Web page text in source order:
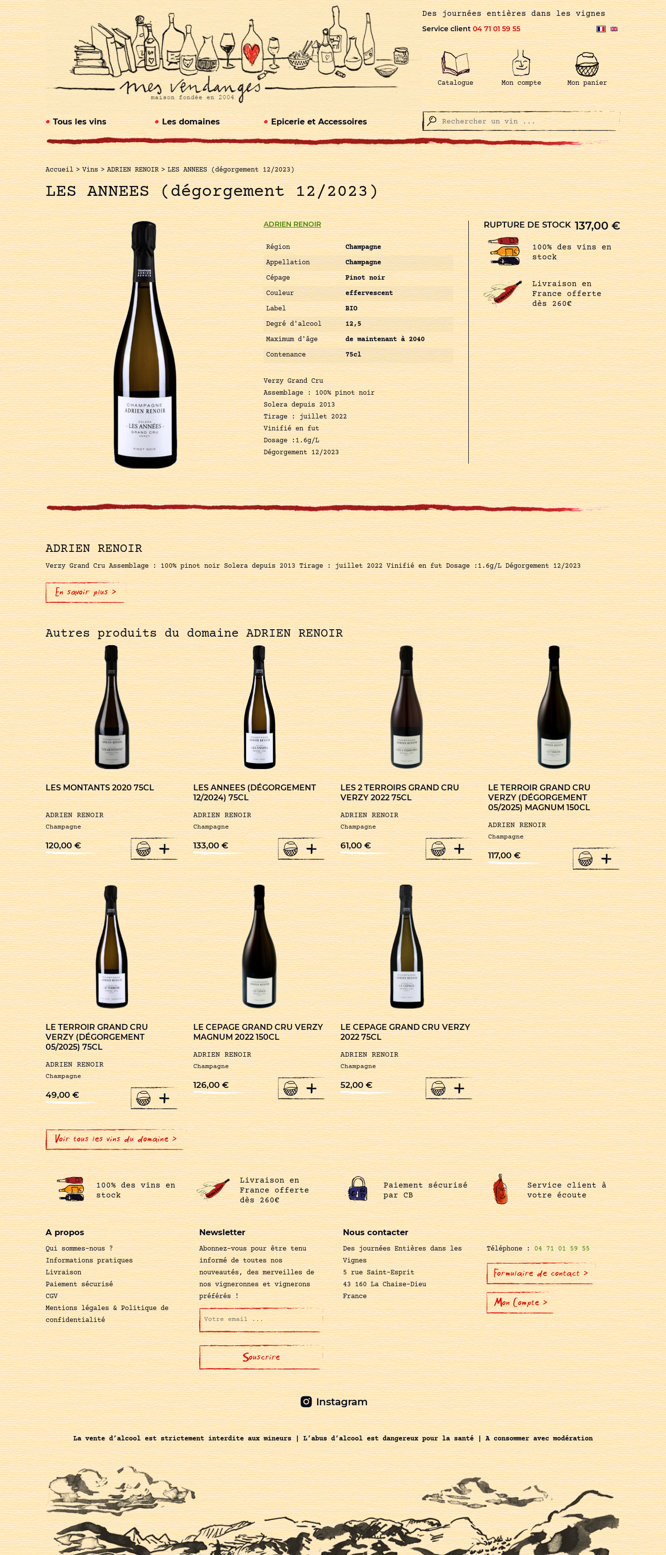
Des journées entières dans les vignes
Service client04 71 01 59 55
Catalogue Mon compte Mon panier
Tous les vins Les domaines Epicerie et Accessoires
Accueil > Vins > ADRIEN RENOIR > LES ANNEES (dégorgement 12/2023)
LES ANNEES (dégorgement 12/2023)
ADRIEN RENOIR
Région
Champagne
Appellation
Champagne
Cépage
Pinot noir
Couleur
effervescent
Label
BIO
Degré d'alcool
12,5
Maximum d'âge
de maintenant à 2040
Contenance
75cl
Verzy Grand Cru
Assemblage : 100% pinot noir
Solera depuis 2013
Tirage : juillet 2022
Vinifié en fut
Dosage :1.6g/L
Dégorgement 12/2023
RUPTURE DE STOCK 137,00€
100% des vins en
stock
Livraison en
France offerte
dès 260€
ADRIEN RENOIR
Verzy Grand Cru Assemblage : 100% pinot noir Solera depuis 2013 Tirage : juillet 2022 Vinifié en fut Dosage :1.6g/L Dégorgement 12/2023
En savoir plus >
Autres produits du domaine ADRIEN RENOIR
LES MONTANTS 2020 75CL
ADRIEN RENOIR
Champagne
120,00€ +
LES ANNEES (DÉGORGEMENT
12/2024) 75CL
ADRIEN RENOIR
Champagne
133,00€ +
LES 2 TERROIRS GRAND CRU
VERZY 2022 75CL
ADRIEN RENOIR
Champagne
61,00€ +
LE TERROIR GRAND CRU
VERZY (DÉGORGEMENT
05/2025) MAGNUM 150CL
ADRIEN RENOIR
Champagne
117,00€ +
LE TERROIR GRAND CRU
VERZY (DÉGORGEMENT
05/2025) 75CL
ADRIEN RENOIR
Champagne
49,00€ +
LE CEPAGE GRAND CRU VERZY
MAGNUM 2022 150CL
ADRIEN RENOIR
Champagne
126,00€ +
LE CEPAGE GRAND CRU VERZY
2022 75CL
ADRIEN RENOIR
Champagne
52,00€ +
Voir tous les vins du domaine >
100% des vins en
stock
Livraison en
France offerte
dès 260€
Paiement sécurisé
par CB
Service client à
votre écoute
A propos
Qui sommes-nous ?
Informations pratiques
Livraison
Paiement sécurisé
CGV
Mentions légales & Politique de
confidentialité
Newsletter
Abonnez-vous pour être tenu
informé de toutes nos
nouveautés, des merveilles de
nos vigneronnes et vignerons
préférés !
Nous contacter
Des journées Entières dans les
Vignes
5 rue Saint-Esprit
43 160 La Chaise-Dieu
France
Téléphone :04 71 01 59 55
Formulaire de contact >
Mon Compte >
Instagram
La vente d’alcool est strictement interdite aux mineurs | L’abus d’alcool est dangereux pour la santé | A consommer avec modération